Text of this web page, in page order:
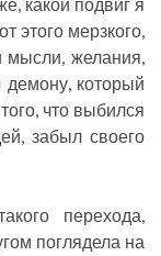
этого мерзкого,
мысли, желания,
который
что выбился
забыл своего
перехода,
поглядела на